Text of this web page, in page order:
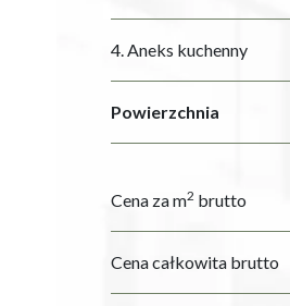
4. Aneks kuchenny
Powierzchnia
Cena za m2 brutto
Cena całkowita brutto